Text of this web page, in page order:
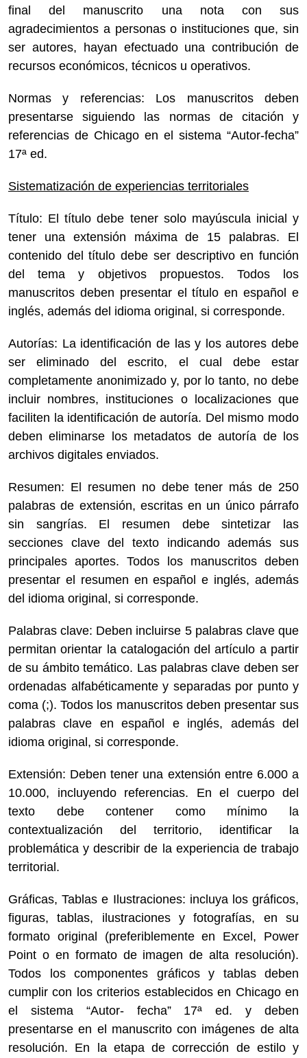
final del manuscrito una nota con sus
agradecimientos a personas o instituciones que, sin
ser autores, hayan efectuado una contribución de
recursos económicos, técnicos u operativos.
Normas y referencias: Los manuscritos deben
presentarse siguiendo las normas de citación y
referencias de Chicago en el sistema “Autor-fecha”
17ª ed.
Sistematización de experiencias territoriales
Título: El título debe tener solo mayúscula inicial y
tener una extensión máxima de 15 palabras. El
contenido del título debe ser descriptivo en función
del tema y objetivos propuestos. Todos los
manuscritos deben presentar el título en español e
inglés, además del idioma original, si corresponde.
Autorías: La identificación de las y los autores debe
ser eliminado del escrito, el cual debe estar
completamente anonimizado y, por lo tanto, no debe
incluir nombres, instituciones o localizaciones que
faciliten la identificación de autoría. Del mismo modo
deben eliminarse los metadatos de autoría de los
archivos digitales enviados.
Resumen: El resumen no debe tener más de 250
palabras de extensión, escritas en un único párrafo
sin sangrías. El resumen debe sintetizar las
secciones clave del texto indicando además sus
principales aportes. Todos los manuscritos deben
presentar el resumen en español e inglés, además
del idioma original, si corresponde.
Palabras clave: Deben incluirse 5 palabras clave que
permitan orientar la catalogación del artículo a partir
de su ámbito temático. Las palabras clave deben ser
ordenadas alfabéticamente y separadas por punto y
coma (;). Todos los manuscritos deben presentar sus
palabras clave en español e inglés, además del
idioma original, si corresponde.
Extensión: Deben tener una extensión entre 6.000 a
10.000, incluyendo referencias. En el cuerpo del
texto debe contener como mínimo la
contextualización del territorio, identificar la
problemática y describir de la experiencia de trabajo
territorial.
Gráficas, Tablas e Ilustraciones: incluya los gráficos,
figuras, tablas, ilustraciones y fotografías, en su
formato original (preferiblemente en Excel, Power
Point o en formato de imagen de alta resolución).
Todos los componentes gráficos y tablas deben
cumplir con los criterios establecidos en Chicago en
el sistema “Autor- fecha” 17ª ed. y deben
presentarse en el manuscrito con imágenes de alta
resolución. En la etapa de corrección de estilo y